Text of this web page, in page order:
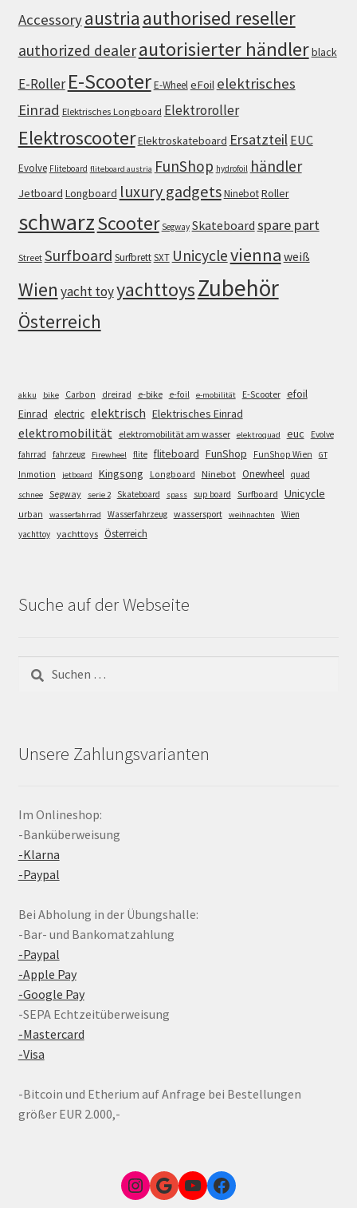
Accessoryaustria authorised reseller
authorized dealerautorisierter händlerblack
E-Roller E-ScooterE-WheeleFoil elektrisches
Einrad Elektrisches Longboard Elektroroller
ElektroscooterElektroskateboard Ersatzteil EUC
Evolve Fliteboard fliteboard austria FunShop hydrofoil händler
Jetboard Longboard luxury gadgetsNinebotRoller
schwarzScooter Segway Skateboard spare part
Street Surfboard SurfbrettSXT Unicyclevienna weiß
Wien yacht toyyachttoysZubehör
Österreich
akku bike Carbon dreirad e-bike e-foil e-mobilität E-Scooter efoil
Einrad electric elektrisch Elektrisches Einrad
elektromobilität elektromobilität am wasser elektroquad euc
Evolve
fahrrad
fahrzeug Firewheel flite fliteboard FunShop FunShop Wien GT
Inmotion jetboard Kingsong Longboard Ninebot Onewheel quad
schnee Segway serie 2 Skateboard spass sup board Surfboard Unicycle
urban wasserfahrrad Wasserfahrzeug wassersport weihnachten
Wien
yachttoy yachttoys Österreich
Suche auf der Webseite
nach:
Unsere Zahlungsvarianten
Im Onlineshop:
-Banküberweisung
-Klarna
-Paypal
Bei Abholung in der Übungshalle:
-Bar- und Bankomatzahlung
-Paypal
-Apple Pay
-Google Pay
-SEPA Echtzeitüberweisung
-Mastercard
-Visa
-Bitcoin und Etherium auf Anfrage bei Bestellungen
größer EUR 2.000,-
Instagram
Google Link zum FunShop WienYouTubeFacebook